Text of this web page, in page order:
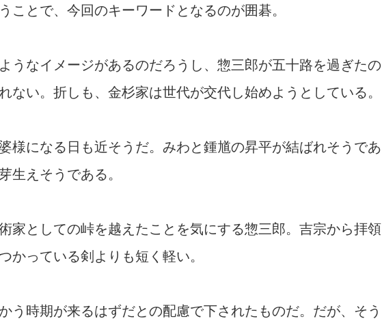
ことで、今回のキーワードとなるのが囲碁。
うなイメージがあるのだろうし、惣三郎が五十路を過ぎたの
ない。折しも、金杉家は世代が交代し始めようとしている。
様になる日も近そうだ。みわと鍾馗の昇平が結ばれそうであ
生えそうである。
家としての峠を越えたことを気にする惣三郎。吉宗から拝領
かっている剣よりも短く軽い。
う時期が来るはずだとの配慮で下されたものだ。だが、そう